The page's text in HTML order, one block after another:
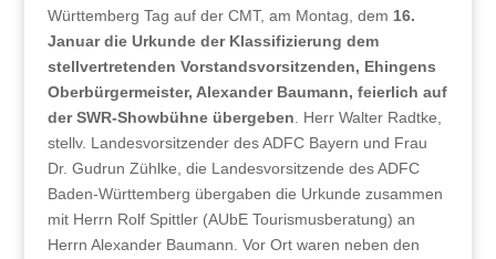
Württemberg Tag auf der CMT, am Montag, dem 16.
Januar die Urkunde der Klassifizierung dem
stellvertretenden Vorstandsvorsitzenden, Ehingens
Oberbürgermeister, Alexander Baumann, feierlich auf
der SWR-Showbühne übergeben . Herr Walter Radtke,
stellv. Landesvorsitzender des ADFC Bayern und Frau
Dr. Gudrun Zühlke, die Landesvorsitzende des ADFC
Baden-Württemberg übergaben die Urkunde zusammen
mit Herrn Rolf Spittler (AUbE Tourismusberatung) an
Herrn Alexander Baumann. Vor Ort waren neben den